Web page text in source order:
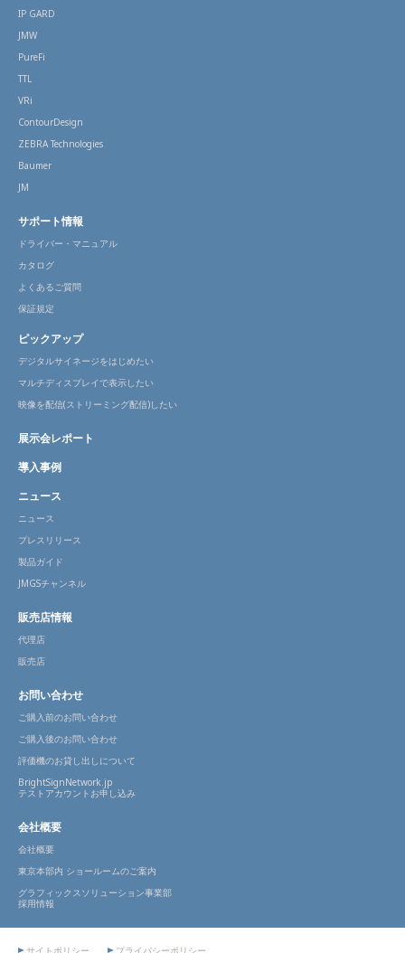
IP GARD
JMW
PureFi
TTL
VRi
ContourDesign
ZEBRA Technologies
Baumer
JM
サポート情報
ドライバー・マニュアル
カタログ
よくあるご質問
保証規定
ピックアップ
デジタルサイネージをはじめたい
マルチディスプレイで表示したい
映像を配信(ストリーミング配信)したい
展示会レポート
導入事例
ニュース
ニュース
プレスリリース
製品ガイド
JMGSチャンネル
販売店情報
代理店
販売店
お問い合わせ
ご購入前のお問い合わせ
ご購入後のお問い合わせ
評価機のお貸し出しについて
BrightSignNetwork.jp
テストアカウントお申し込み
会社概要
会社概要
東京本部内 ショールームのご案内
グラフィックスソリューション事業部
採用情報
サイトポリシー プライバシーポリシー